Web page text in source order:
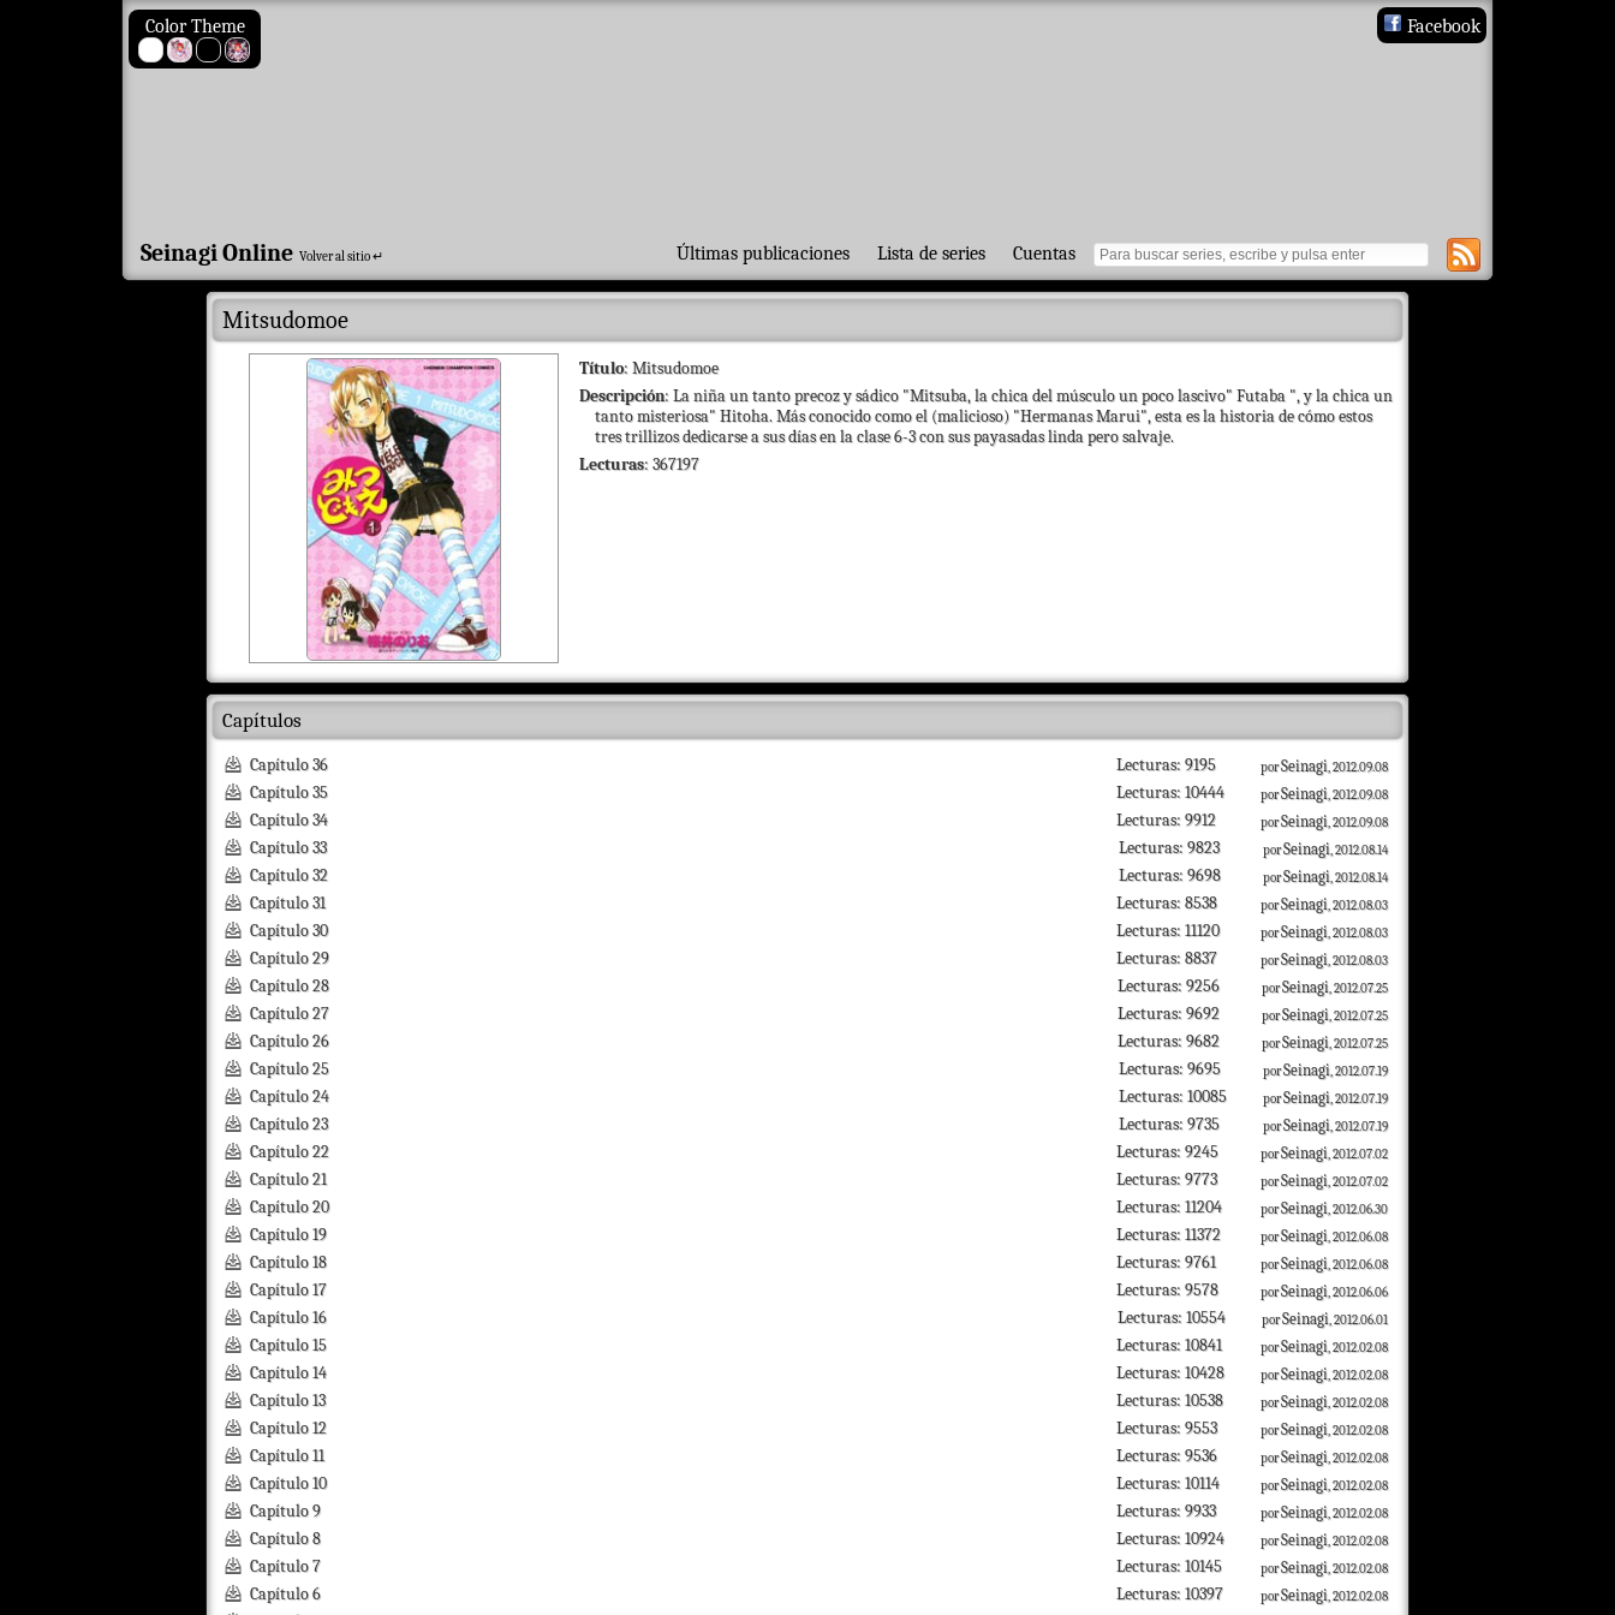
Color Theme Facebook
Últimas publicaciones Lista de series Cuentas
Seinagi Online Volver al sitio ↵
Mitsudomoe
Título: Mitsudomoe
Descripción: La niña un tanto precoz y sádico "Mitsuba, la chica del músculo un poco lascivo" Futaba ", y la chica un
tanto misteriosa" Hitoha. Más conocido como el (malicioso) "Hermanas Marui", esta es la historia de cómo estos
tres trillizos dedicarse a sus días en la clase 6-3 con sus payasadas linda pero salvaje.
Lecturas: 367197
Capítulos
Capítulo 36 porSeinagi, 2012.09.08
Lecturas: 9195
Capítulo 35
porSeinagi, 2012.09.08
Lecturas: 10444
Capítulo 34
porSeinagi, 2012.09.08
Lecturas: 9912
Capítulo 33
porSeinagi, 2012.08.14
Lecturas: 9823
Capítulo 32
porSeinagi, 2012.08.14
Lecturas: 9698
Capítulo 31
porSeinagi, 2012.08.03
Lecturas: 8538
Capítulo 30
porSeinagi, 2012.08.03
Lecturas: 11120
Capítulo 29
porSeinagi, 2012.08.03
Lecturas: 8837
Capítulo 28
porSeinagi, 2012.07.25
Lecturas: 9256
Capítulo 27
porSeinagi, 2012.07.25
Lecturas: 9692
Capítulo 26
porSeinagi, 2012.07.25
Lecturas: 9682
Capítulo 25
porSeinagi, 2012.07.19
Lecturas: 9695
Capítulo 24
porSeinagi, 2012.07.19
Lecturas: 10085
Capítulo 23
porSeinagi, 2012.07.19
Lecturas: 9735
Capítulo 22
porSeinagi, 2012.07.02
Lecturas: 9245
Capítulo 21
porSeinagi, 2012.07.02
Lecturas: 9773
Capítulo 20
porSeinagi, 2012.06.30
Lecturas: 11204
Capítulo 19
porSeinagi, 2012.06.08
Lecturas: 11372
Capítulo 18
porSeinagi, 2012.06.08
Lecturas: 9761
Capítulo 17
porSeinagi, 2012.06.06
Lecturas: 9578
Capítulo 16
porSeinagi, 2012.06.01
Lecturas: 10554
Capítulo 15
porSeinagi, 2012.02.08
Lecturas: 10841
Capítulo 14
porSeinagi, 2012.02.08
Lecturas: 10428
Capítulo 13
porSeinagi, 2012.02.08
Lecturas: 10538
Capítulo 12
porSeinagi, 2012.02.08
Lecturas: 9553
Capítulo 11
porSeinagi, 2012.02.08
Lecturas: 9536
Capítulo 10
porSeinagi, 2012.02.08
Lecturas: 10114
Capítulo 9
porSeinagi, 2012.02.08
Lecturas: 9933
Capítulo 8
porSeinagi, 2012.02.08
Lecturas: 10924
Capítulo 7
porSeinagi, 2012.02.08
Lecturas: 10145
Capítulo 6
porSeinagi, 2012.02.08
Lecturas: 10397